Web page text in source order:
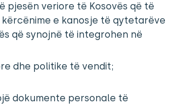
pjesën veriore të Kosovës që të
kërcënime e kanosje të qytetarëve
që synojnë të integrohen në
dhe politike të vendit;
dokumente personale të